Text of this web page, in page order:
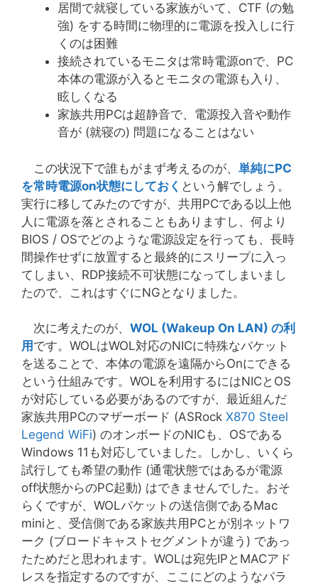
居間で就寝している家族がいて、CTF (の勉
強) をする時間に物理的に電源を投入しに行
くのは困難
接続されているモニタは常時電源onで、PC
本体の電源が入るとモニタの電源も入り、
眩しくなる
家族共用PCは超静音で、電源投入音や動作
音が (就寝の) 問題になることはない
この状況下で誰もがまず考えるのが、 単純にPC
を常時電源on状態にしておく という解でしょう。
実行に移してみたのですが、共用PCである以上他
人に電源を落とされることもありますし、何より
BIOS / OSでどのような電源設定を行っても、長時
間操作せずに放置すると最終的にスリープに入っ
てしまい、RDP接続不可状態になってしまいまし
たので、これはすぐにNGとなりました。
次に考えたのが、 WOL (Wakeup On LAN) の利
用 です。WOLはWOL対応のNICに特殊なパケット
を送ることで、本体の電源を遠隔からOnにできる
という仕組みです。WOLを利用するにはNICとOS
が対応している必要があるのですが、最近組んだ
家族共用PCのマザーボード (ASRock X870 Steel
Legend WiFi) のオンボードのNICも、OSである
Windows 11も対応していました。しかし、いくら
試行しても希望の動作 (通電状態ではあるが電源
off状態からのPC起動) はできませんでした。おそ
らくですが、WOLパケットの送信側であるMac
miniと、受信側である家族共用PCとが別ネットワ
ーク (ブロードキャストセグメントが違う) であっ
たためだと思われます。WOLは宛先IPとMACアド
レスを指定するのですが、ここにどのようなパラ